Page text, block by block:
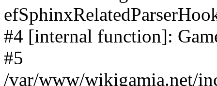
#4 [internal function]:
#5
/var/www/wikigamia.net/